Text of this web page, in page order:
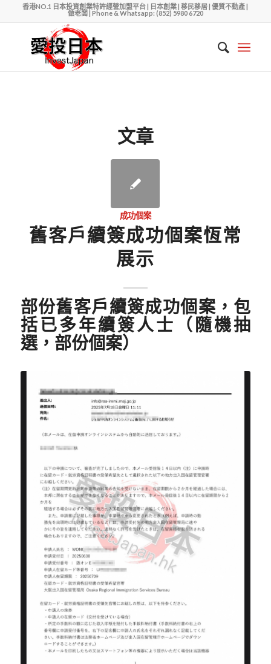
香港NO.1 日本投資創業特許經營加盟平台 | 日本創業 | 移民移居 | 優質不動產 |
做老闆 | Phone & Whatsapp: (852) 5980 6720
文章
成功個案
舊客戶續簽成功個案恆常
展示
部份舊客戶續簽成功個案，包
括已多年續簽人士（隨機抽
選，部份個案）